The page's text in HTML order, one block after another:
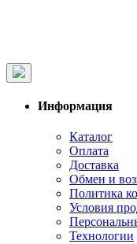
Информация
Каталог
Оплата
Доставка
Обмен и
Политика
Условия
Технологии